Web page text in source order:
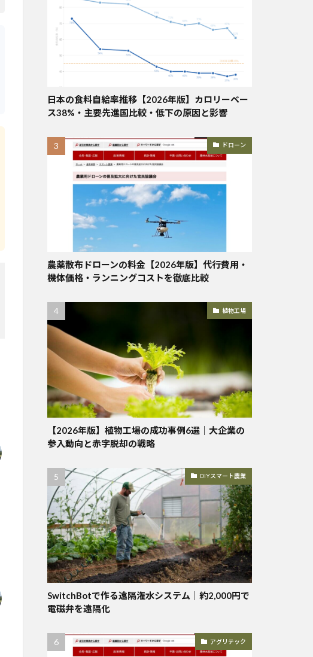
日本の食料自給率推移【2026年版】カロリーベー
ス38%・主要先進国比較・低下の原因と影響
ドローン
農薬散布ドローンの料金【2026年版】代行費用・
機体価格・ランニングコストを徹底比較
植物工場
【2026年版】植物工場の成功事例6選｜大企業の
参入動向と赤字脱却の戦略
DIYスマート農業
SwitchBotで作る遠隔潅水システム｜約2,000円で
電磁弁を遠隔化
アグリテック